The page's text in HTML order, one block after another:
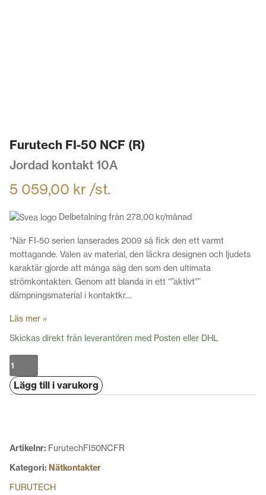
Furutech FI-50 NCF (R)
Jordad kontakt 10A
5 059,00 kr /st.
Delbetalning från 278,00 kr/månad
“När FI-50 serien lanserades 2009 så fick den ett varmt
mottagande. Valen av material, den läckra designen och ljudets
karaktär gjorde att många såg den som den ultimata
strömkontakten. Genom att blanda in ett “”aktivt””
dämpningsmaterial i kontaktkr…
Läs mer »
Skickas direkt från leverantören med Posten eller DHL
Furutech
FI-
50Lägg till i varukorg
Artikelnr: FurutechFI50NCFR
Kategori: Nätkontakter
FURUTECH